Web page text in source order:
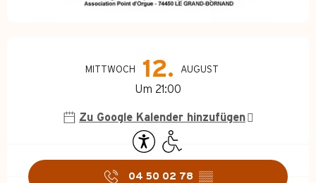
Öffnungszeiten &
MITTWOCH 12. AUGUST
Um 21:00
Zu Google Kalender hinzufügen
04 50 02 78 ▒▒